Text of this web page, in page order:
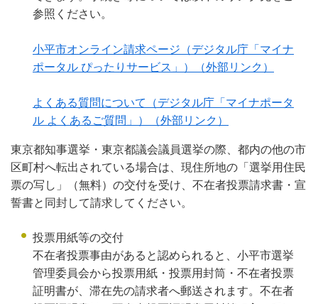
参照ください。
小平市オンライン請求ページ（デジタル庁「マイナ
ポータル ぴったりサービス」）（外部リンク）
よくある質問について（デジタル庁「マイナポータ
ル よくあるご質問」）（外部リンク）
東京都知事選挙・東京都議会議員選挙の際、都内の他の市
区町村へ転出されている場合は、現住所地の「選挙用住民
票の写し」（無料）の交付を受け、不在者投票請求書・宣
誓書と同封して請求してください。
投票用紙等の交付
不在者投票事由があると認められると、小平市選挙
管理委員会から投票用紙・投票用封筒・不在者投票
証明書が、滞在先の請求者へ郵送されます。不在者